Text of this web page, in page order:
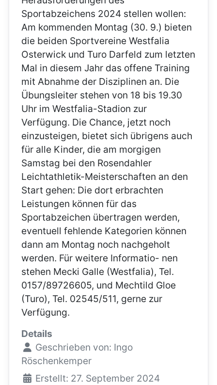
Sportabzeichens 2024 stellen wollen:
Am kommenden Montag (30. 9.) bieten
die beiden Sportvereine Westfalia
Osterwick und Turo Darfeld zum letzten
Mal in diesem Jahr das offene Training
mit Abnahme der Disziplinen an. Die
Übungsleiter stehen von 18 bis 19.30
Uhr im Westfalia-Stadion zur
Verfügung. Die Chance, jetzt noch
einzusteigen, bietet sich übrigens auch
für alle Kinder, die am morgigen
Samstag bei den Rosendahler
Leichtathletik-Meisterschaften an den
Start gehen: Die dort erbrachten
Leistungen können für das
Sportabzeichen übertragen werden,
eventuell fehlende Kategorien können
dann am Montag noch nachgeholt
werden. Für weitere Informatio- nen
stehen Mecki Galle (Westfalia), Tel.
0157/89726605, und Mechtild Gloe
(Turo), Tel. 02545/511, gerne zur
Verfügung.
Details
Geschrieben von: Ingo
Röschenkemper
Erstellt: 27. September 2024